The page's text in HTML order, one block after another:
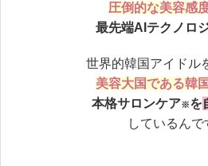
圧倒的な美容感
最先端AIテクノロ
世界的韓国アイドル
美容大国である韓
本格サロンケア※を
しているんで